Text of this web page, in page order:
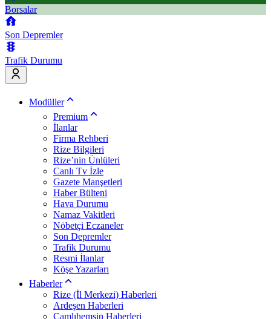
Borsalar
Son Depremler
Trafik Durumu
Modüller
Premium
İlanlar
Firma Rehberi
Rize Bilgileri
Rize’nin Ünlüleri
Canlı Tv İzle
Gazete Manşetleri
Haber Bülteni
Hava Durumu
Namaz Vakitleri
Nöbetçi Eczaneler
Son Depremler
Trafik Durumu
Resmi İlanlar
Köşe Yazarları
Haberler
Rize (İl Merkezi) Haberleri
Ardeşen Haberleri
Çamlıhemşin Haberleri